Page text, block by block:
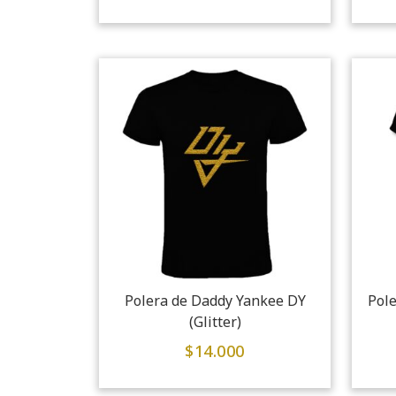
Polera de Daddy Yankee DY
(Glitter)
$14.000